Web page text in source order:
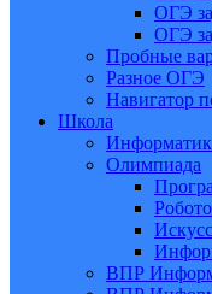
ОГЭ
ОГЭ
Пробные
Разное ОГЭ
Навигатор
Школа
Олимпиада
ВПР